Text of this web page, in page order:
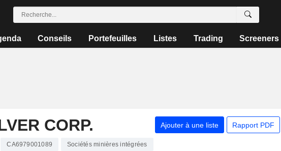
Conseils Portefeuilles Listes Trading Screeners
CORP. Ajouter à une liste Rapport PDF
CA6979001089 Sociétés minières intégrées